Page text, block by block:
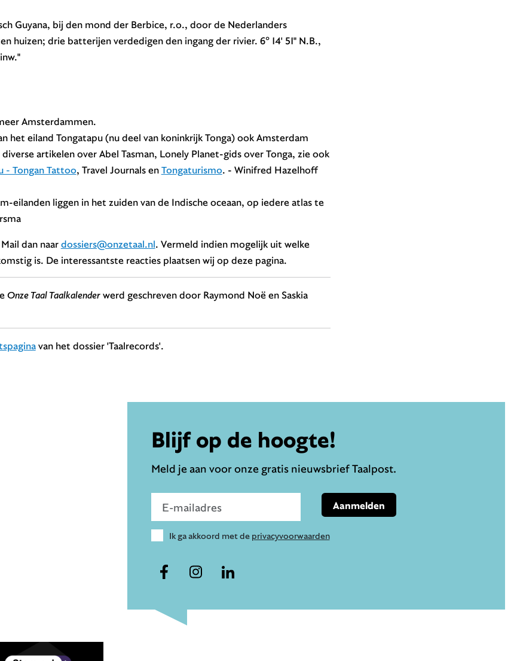
Guyana, bij den mond der Berbice, r.o., door de Nederlanders
huizen; drie batterijen verdedigen den ingang der rivier. 6° 14' 51" N.B.,
Amsterdammen.
het eiland Tongatapu (nu deel van koninkrijk Tonga) ook Amsterdam
artikelen over Abel Tasman, Lonely Planet-gids over Tonga, zie ook
- Tongan Tattoo, Travel Journals enTongaturismo. - Winifred Hazelhoff
eilanden liggen in het zuiden van de Indische oceaan, op iedere atlas te
dan naardossiers@onzetaal.nl. Vermeld indien mogelijk uit welke
is. De interessantste reacties plaatsen wij op deze pagina.
Onze Taal Taalkalenderwerd geschreven door Raymond Noë en Saskia
van het dossier 'Taalrecords'.
Blijf op de hoogte!
Meld je aan voor onze gratis nieuwsbrief Taalpost.
Ik ga akkoord met de privacyvoorwaarden
Aanmelden